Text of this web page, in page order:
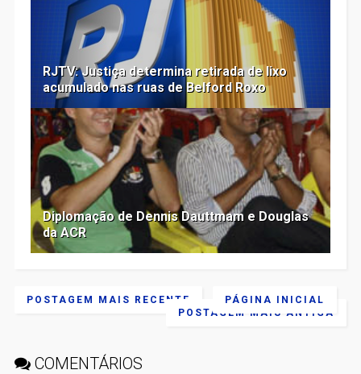
RJTV: Justiça determina retirada de lixo
acumulado nas ruas de Belford Roxo
Diplomação de Dennis Dauttmam e Douglas
da ACR
POSTAGEM MAIS RECENTE
POSTAGEM MAIS ANTIGA
PÁGINA INICIAL
COMENTÁRIOS